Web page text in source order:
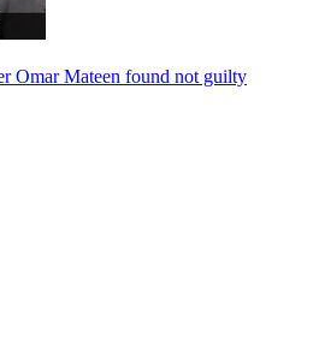
Omar Mateen found not guilty